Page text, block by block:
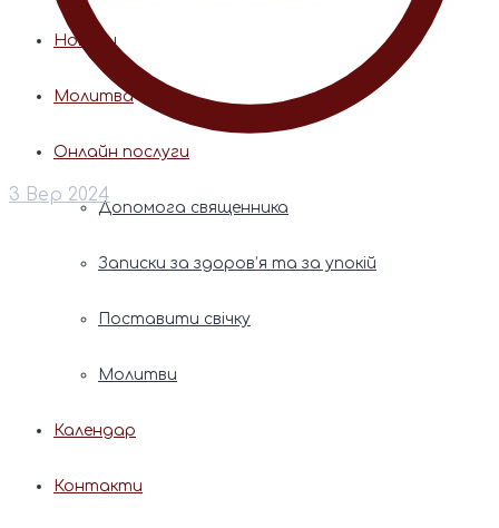
Новини
Молитва
Онлайн послуги
Допомога священника
Записки за здоров’я та за упокій
Поставити свічку
Молитви
Календар
Контакти
3 Вер 2024